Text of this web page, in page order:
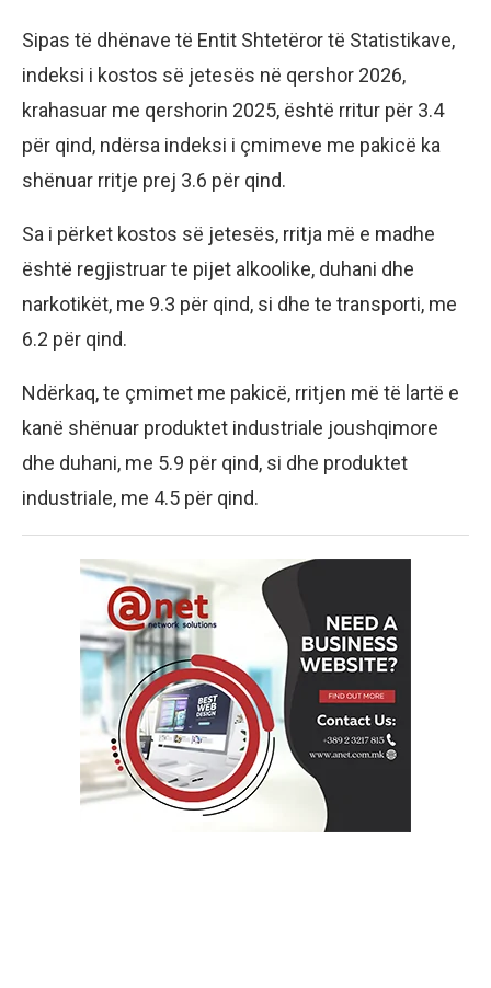
Sipas të dhënave të Entit Shtetëror të Statistikave,
indeksi i kostos së jetesës në qershor 2026,
krahasuar me qershorin 2025, është rritur për 3.4
për qind, ndërsa indeksi i çmimeve me pakicë ka
shënuar rritje prej 3.6 për qind.
Sa i përket kostos së jetesës, rritja më e madhe
është regjistruar te pijet alkoolike, duhani dhe
narkotikët, me 9.3 për qind, si dhe te transporti, me
6.2 për qind.
Ndërkaq, te çmimet me pakicë, rritjen më të lartë e
kanë shënuar produktet industriale joushqimore
dhe duhani, me 5.9 për qind, si dhe produktet
industriale, me 4.5 për qind.